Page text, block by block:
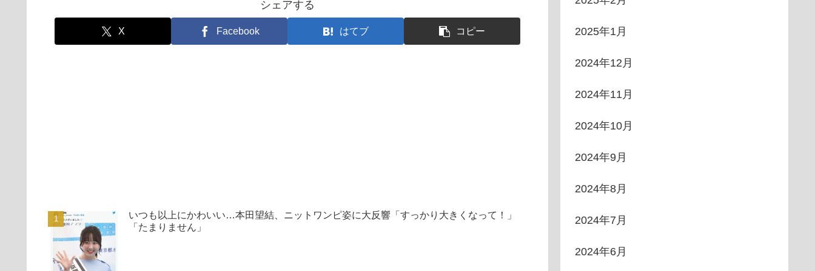
シェアする
X Facebook はてブ コピー
いつも以上にかわいい…本田望結、ニットワンピ姿に大反響「すっかり大きくなって！」
「たまりません」
2025年1月
2024年12月
2024年11月
2024年10月
2024年9月
2024年8月
2024年7月
2024年6月